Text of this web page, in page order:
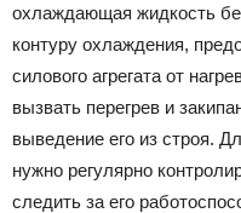
охлаждающая жидкость
контуру охлаждения,
силового агрегата от
вызвать перегрев и
выведение его из строя.
нужно регулярно
следить за его